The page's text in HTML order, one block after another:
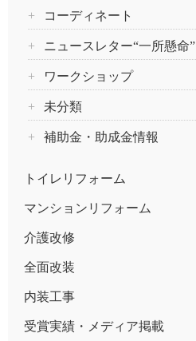
コーディネート
ニュースレター“一所懸命”
ワークショップ
未分類
補助金・助成金情報
トイレリフォーム
マンションリフォーム
介護改修
全面改装
内装工事
受賞実績・メディア掲載